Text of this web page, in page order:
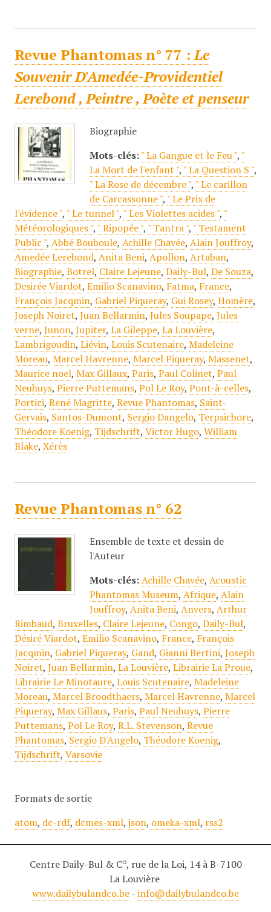
Revue Phantomas n° 77 :Le
Souvenir D'Amedée-Providentiel
Lerebond , Peintre , Poète et penseur
Biographie
Mots-clés: " La Gangue et le Feu ", "
La Mort de l'enfant ", " La Question S ",
" La Rose de décembre ", " Le carillon
de Carcassonne ", " Le Prix de
l'évidence ", " Le tunnel ", " Les Violettes acides ", "
Météorologiques ", " Ripopée ", " Tantra ", " Testament
Public ", Abbé Bouboule, Achille Chavée, Alain Jouffroy,
Amedée Lerebond, Anita Beni, Apollon, Artaban,
Biographie, Botrel, Claire Lejeune, Daily-Bul, De Souza,
Desirée Viardot, Emilio Scanavino, Fatma, France,
François Jacqmin, Gabriel Piqueray, Gui Rosey, Homère,
Joseph Noiret, Juan Bellarmin, Jules Soupape, Jules
verne, Junon, Jupiter, La Gileppe, La Louvière,
Lambrigoudin, Liévin, Louis Scutenaire, Madeleine
Moreau, Marcel Havrenne, Marcel Piqueray, Massenet,
Maurice noel, Max Gillaux, Paris, Paul Colinet, Paul
Neuhuys, Pierre Puttemans, Pol Le Roy, Pont-à-celles,
Portici, René Magritte, Revue Phantomas, Saint-
Gervais, Santos-Dumont, Sergio Dangelo, Terpsichore,
Théodore Koenig, Tijdschrift, Victor Hugo, William
Blake, Xérès
Revue Phantomas n° 62
Ensemble de texte et dessin de
l'Auteur
Mots-clés: Achille Chavée, Acoustic
Phantomas Museum, Afrique, Alain
Jouffroy, Anita Beni, Anvers, Arthur
Rimbaud, Bruxelles, Claire Lejeune, Congo, Daily-Bul,
Désiré Viardot, Emilio Scanavino, France, François
Jacqmin, Gabriel Piqueray, Gand, Gianni Bertini, Joseph
Noiret, Juan Bellarmin, La Louvière, Librairie La Proue,
Librairie Le Minotaure, Louis Scutenaire, Madeleine
Moreau, Marcel Broodthaers, Marcel Havrenne, Marcel
Piqueray, Max Gillaux, Paris, Paul Neuhuys, Pierre
Puttemans, Pol Le Roy, R.L. Stevenson, Revue
Phantomas, Sergio D'Angelo, Théodore Koenig,
Tijdschrift, Varsovie
Formats de sortie
atom, dc-rdf, dcmes-xml, json, omeka-xml, rss2
Centre Daily-Bul & Co, rue de la Loi, 14 à B-7100
La Louvière
www.dailybulandco.be-info@dailybulandco.be